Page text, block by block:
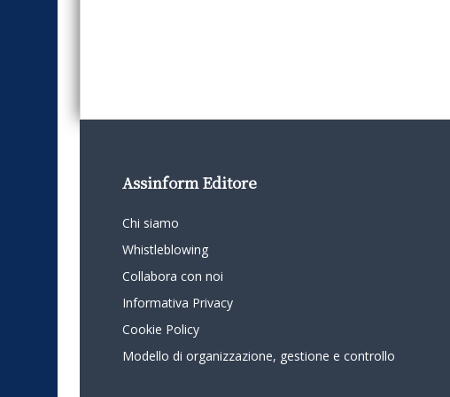
Assinform Editore
Chi siamo
Whistleblowing
Collabora con noi
Informativa Privacy
Cookie Policy
Modello di organizzazione, gestione e controllo